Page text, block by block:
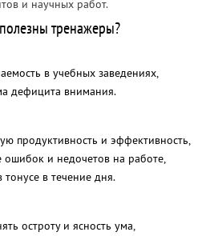
и научных работ.
тренажеры?
в учебных заведениях,
дефицита внимания.
продуктивность и эффективность,
ошибок и недочетов на работе,
тонусе в течение дня.
остроту и ясность ума,